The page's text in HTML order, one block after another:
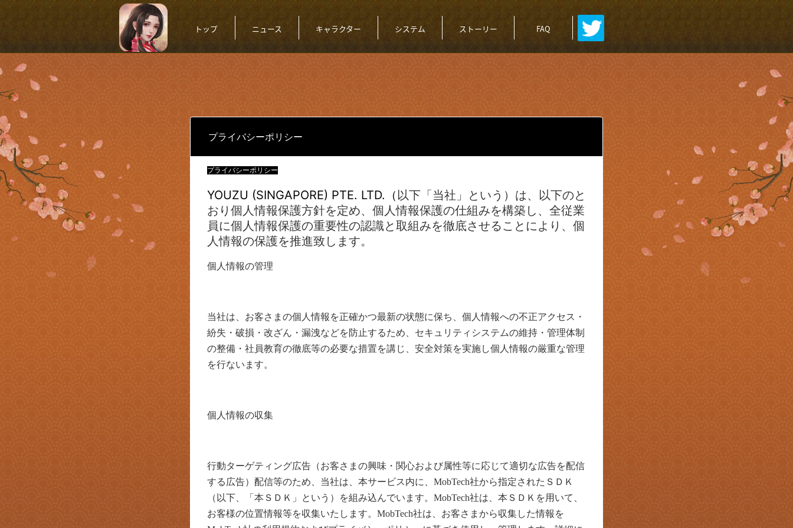
トップ ニュース キャラクター システム ストーリー FAQ
プライバシーポリシー
プライバシーポリシー
YOUZU (SINGAPORE) PTE. LTD. （ 以下「当社」という）は、以下のと
おり個人情報保護方針を定め、個人情報保護の仕組みを構築し、全従業
員に個人情報保護の重要性の認識と取組みを徹底させることにより、個
人情報の保護を推進致します。
個人情報の管理
当社は、お客さまの個人情報を正確かつ最新の状態に保ち、個人情報への不正アクセス ・
紛失 ・ 破損 ・ 改ざん ・ 漏洩などを防止するため、セキュリティシステムの維持 ・ 管理体制
の整備 ・ 社員教育の徹底等の必要な措置を講じ、安全対策を実施し個人情報の厳重な管理
を行ないます。
個人情報の収集
行動ターゲティング広告（お客さまの興味・関心および属性等に応じて適切な広告を配信
する広告）配信等のため、当社は、本サービス内に、MobTech社から指定されたＳＤＫ
（以下、「本ＳＤＫ」という）を組み込んでいます。MobTech社は、本ＳＤＫを用いて、
お客様の位置情報等を収集いたします。MobTech社は、お客さまから収集した情報を